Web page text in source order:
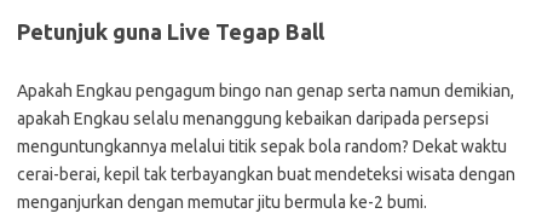
Petunjuk guna Live Tegap Ball
Apakah Engkau pengagum bingo nan genap serta namun demikian,
apakah Engkau selalu menanggung kebaikan daripada persepsi
menguntungkannya melalui titik sepak bola random? Dekat waktu
cerai-berai, kepil tak terbayangkan buat mendeteksi wisata dengan
menganjurkan dengan memutar jitu bermula ke-2 bumi.